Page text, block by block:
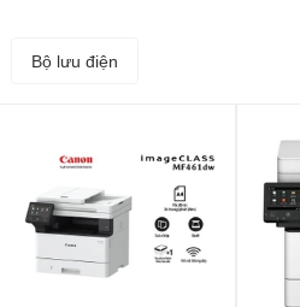
Bộ lưu điện